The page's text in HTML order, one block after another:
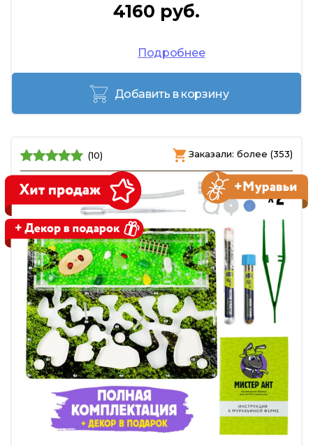
4160 руб.
Подробнее
Добавить в корзину
(10) Заказали: более (353)